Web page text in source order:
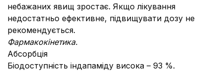
небажаних явищ зростає. Якщо лікування
недостатньо ефективне, підвищувати дозу не
рекомендується.
Фармакокінетика.
Абсорбція
Біодоступність індапаміду висока – 93 %.